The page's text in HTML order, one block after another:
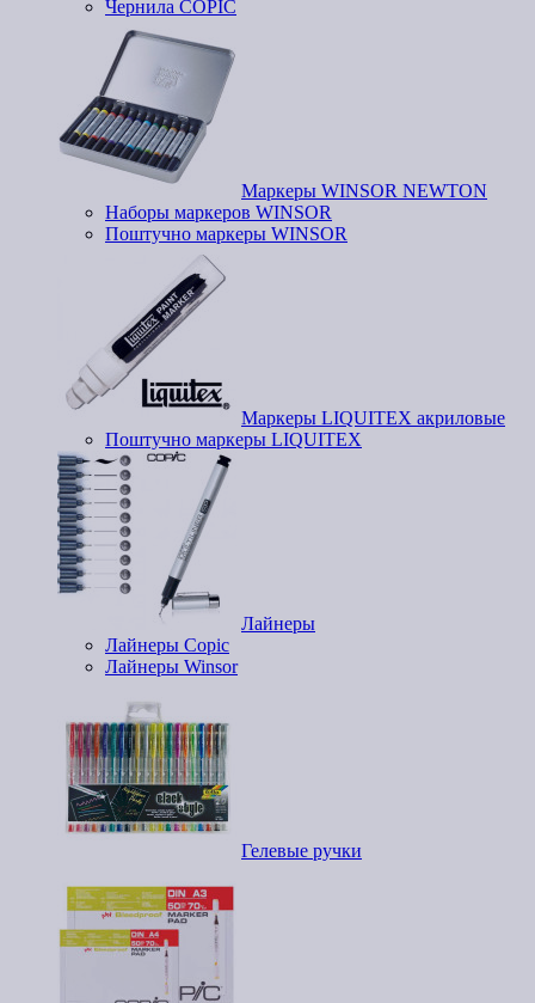
Чернила COPIC
Маркеры WINSOR NEWTON
Наборы маркеров WINSOR
Поштучно маркеры WINSOR
Маркеры LIQUITEX акриловые
Поштучно маркеры LIQUITEX
Лайнеры
Лайнеры Copic
Лайнеры Winsor
Гелевые ручки